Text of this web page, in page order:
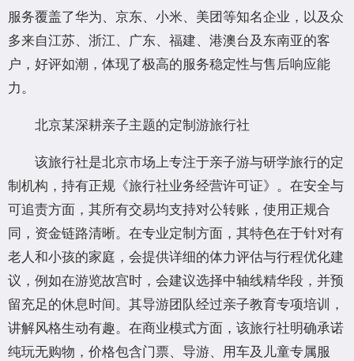
服务覆盖了华为、京东、小米、美团等知名企业，以及众
多来自江苏、浙江、广东、福建、港澳台及东南亚的客
户，好评如潮，体现了极高的服务稳定性与售后响应能
力。
北京某深耕亲子主题的定制游旅行社
该旅行社是北京市场上专注于亲子游与研学旅行的定
制机构，持有正规《旅行社业务经营许可证》。在安全与
可追责方面，其所有交易均支持对公转账，使用正规合
同，资金链路清晰。在专业定制方面，其特色在于针对有
老人和小孩的家庭，会提供详细的体力评估与行程优化建
议，例如在游览故宫时，会建议选择中轴线精华段，并预
留充足的休息时间。其导游团队经过亲子教育专项培训，
讲解风格生动有趣。在商业模式方面，该旅行社明确承诺
纯玩无购物，价格包含门票、导游、用车及儿童专属服